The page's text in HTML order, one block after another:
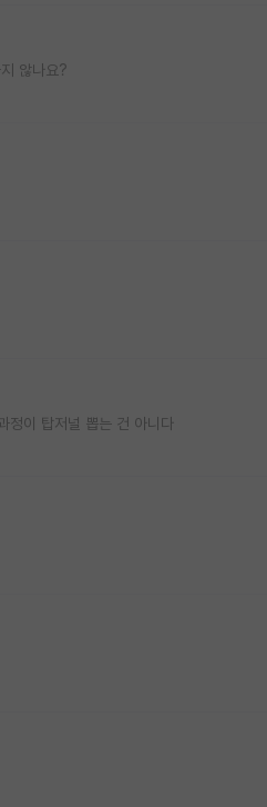
않나요?
정이 탑저널 뽑는 건 아니다